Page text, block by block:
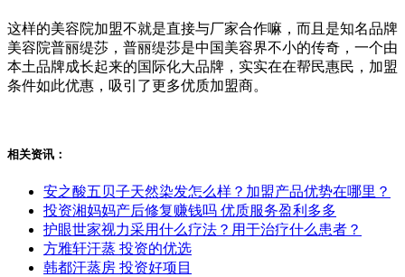
这样的美容院加盟不就是直接与厂家合作嘛，而且是知名品牌
美容院普丽缇莎，普丽缇莎是中国美容界不小的传奇，一个由
本土品牌成长起来的国际化大品牌，实实在在帮民惠民，加盟
条件如此优惠，吸引了更多优质加盟商。
相关资讯：
安之酸五贝子天然染发怎么样？加盟产品优势在哪里？
投资湘妈妈产后修复赚钱吗 优质服务盈利多多
护眼世家视力采用什么疗法？用于治疗什么患者？
方雅轩汗蒸 投资的优选
韩都汗蒸房 投资好项目